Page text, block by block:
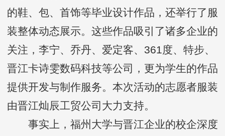
的鞋、包、首饰等毕业设计作品，还举行了服
装整体动态展示。这些作品吸引了诸多企业的
关注，李宁、乔丹、爱定客、361度、特步、
晋江卡诗雯数码科技等公司，更为学生的作品
提供开发与制作服务。本次活动的志愿者服装
由晋江灿辰工贸公司大力支持。
事实上，福州大学与晋江企业的校企深度